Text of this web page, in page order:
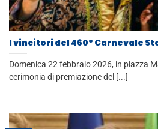
I vincitori del 460° Carnevale
Domenica 22 febbraio 2026, in piazza
cerimonia di premiazione del [...]